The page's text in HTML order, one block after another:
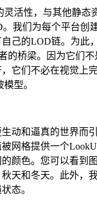
活性，与其他静态
我们为每个平台创
己的LOD链。为此
的桥梁。因为它们
它们不必在视觉上
型。
动和逼真的世界而
网格提供一个
颜色。您可以看到
天和冬天。此外，
态。